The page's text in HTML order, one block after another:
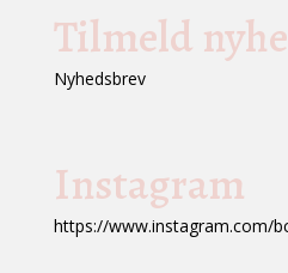
Tilmeld
Nyhedsbrev
Instagram
https://www.instagram.com/